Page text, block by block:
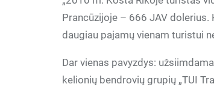
Prancūzijoje – 666 JAV
daugiau pajamų vienam turistui
Dar vienas pavyzdys:
kelionių bendrovių grupių „TUI